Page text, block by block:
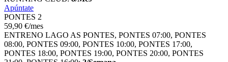
Apúntate
PONTES 2
59,90 €/mes
ENTRENO LAGO AS PONTES, PONTES 07:00, PONTES
08:00, PONTES 09:00, PONTES 10:00, PONTES 17:00,
PONTES 18:00, PONTES 19:00, PONTES 20:00, PONTES